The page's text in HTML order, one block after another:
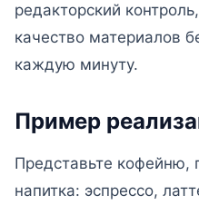
редакторский
качество материалов
каждую минуту.
Пример
Представьте кофейню,
напитка: эспрессо,